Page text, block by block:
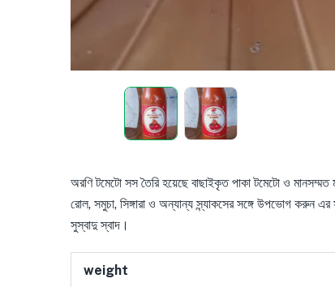
অরণি টমেটো সস তৈরি হয়েছে বাছাইকৃত পাকা টমেটো ও মানসম্মত
রোল, সমুচা, সিঙ্গারা ও অন্যান্য স্ন্যাকসের সঙ্গে উপভোগ করুন
সুস্বাদু স্বাদ।
weight